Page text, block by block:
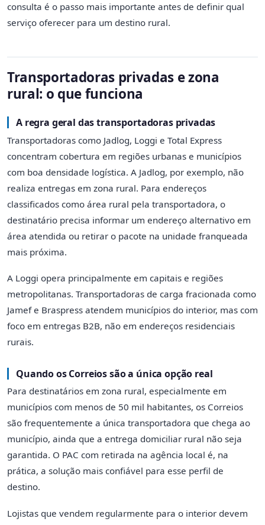
consulta é o passo mais importante antes de definir qual
serviço oferecer para um destino rural.
Transportadoras privadas e zona
rural: o que funciona
A regra geral das transportadoras privadas
Transportadoras como Jadlog, Loggi e Total Express
concentram cobertura em regiões urbanas e municípios
com boa densidade logística. A Jadlog, por exemplo, não
realiza entregas em zona rural. Para endereços
classificados como área rural pela transportadora, o
destinatário precisa informar um endereço alternativo em
área atendida ou retirar o pacote na unidade franqueada
mais próxima.
A Loggi opera principalmente em capitais e regiões
metropolitanas. Transportadoras de carga fracionada como
Jamef e Braspress atendem municípios do interior, mas com
foco em entregas B2B, não em endereços residenciais
rurais.
Quando os Correios são a única opção real
Para destinatários em zona rural, especialmente em
municípios com menos de 50 mil habitantes, os Correios
são frequentemente a única transportadora que chega ao
município, ainda que a entrega domiciliar rural não seja
garantida. O PAC com retirada na agência local é, na
prática, a solução mais confiável para esse perfil de
destino.
Lojistas que vendem regularmente para o interior devem